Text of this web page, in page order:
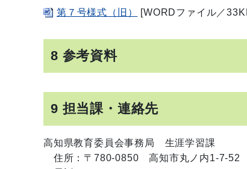
第７号様式（旧） [WORDファイル／
8 参考資料
9 担当課・連絡先
高知県教育委員会事務局 生涯学習課
住所：〒780-0850 高知市丸ノ内1-7-52